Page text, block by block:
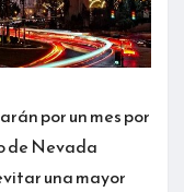
por un mes por
de Nevada
una mayor